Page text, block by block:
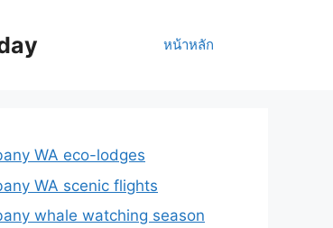
หน้าหลัก
WA eco-lodges
WA scenic flights
whale watching season